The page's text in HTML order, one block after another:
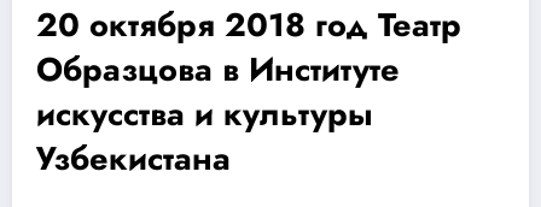
20 октября 2018 год Театр
Образцова в Институте
искусства и культуры
Узбекистана